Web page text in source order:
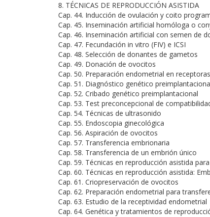
8. TÉCNICAS DE REPRODUCCIÓN ASISTIDA
Cap. 44. Inducción de ovulación y coito
Cap. 45. Inseminación artificial homóloga o
Cap. 46. Inseminación artificial con semen de
Cap. 47. Fecundación in vitro (FIV) e ICSI
Cap. 48. Selección de donantes de gametos
Cap. 49. Donación de ovocitos
Cap. 50. Preparación endometrial en receptoras
Cap. 51. Diagnóstico genético
Cap. 52. Cribado genético preimplantacional
Cap. 53. Test preconcepcional de
Cap. 54. Técnicas de ultrasonido
Cap. 55. Endoscopia ginecológica
Cap. 56. Aspiración de ovocitos
Cap. 57. Transferencia embrionaria
Cap. 58. Transferencia de un embrión único
Cap. 59. Técnicas en reproducción asistida
Cap. 60. Técnicas en reproducción asistida:
Cap. 61. Criopreservación de ovocitos
Cap. 62. Preparación endometrial para
Cap. 63. Estudio de la receptividad endometrial
Cap. 64. Genética y tratamientos de